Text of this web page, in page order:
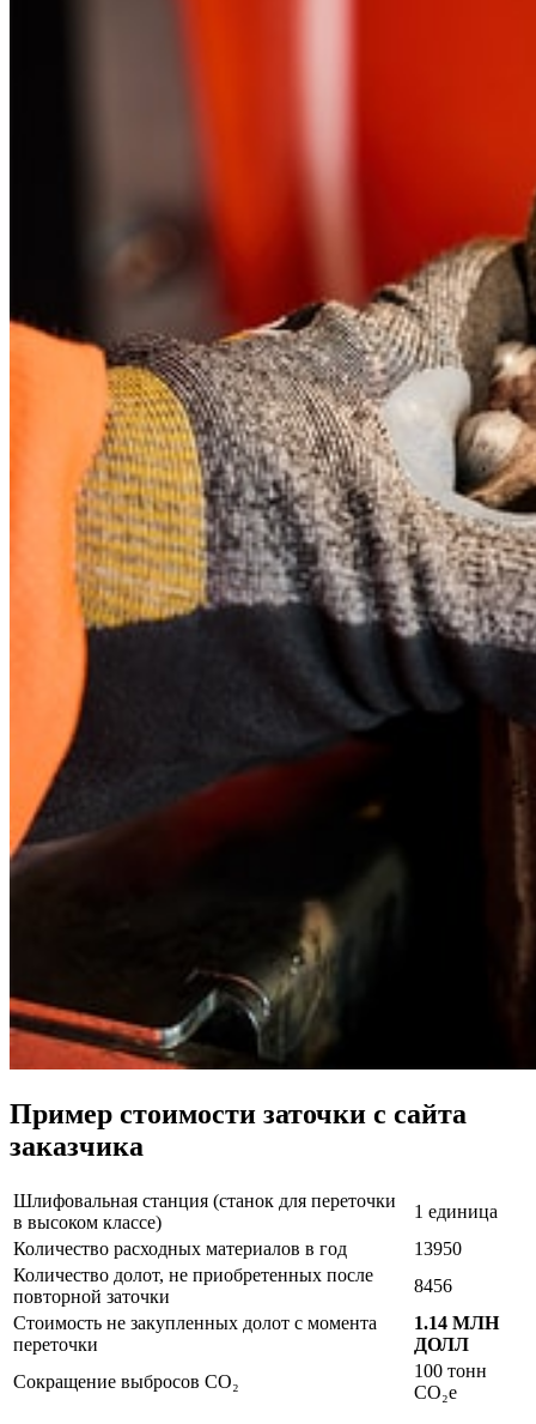
Пример стоимости заточки с сайта
заказчика
Шлифовальная станция (станок для переточки
в высоком классе)
1 единица
Количество расходных материалов в год
13950
Количество долот, не приобретенных после
повторной заточки
8456
Стоимость не закупленных долот с момента
переточки
1.14 МЛН
ДОЛЛ
Сокращение выбросов CO₂
100 тонн
CO₂e